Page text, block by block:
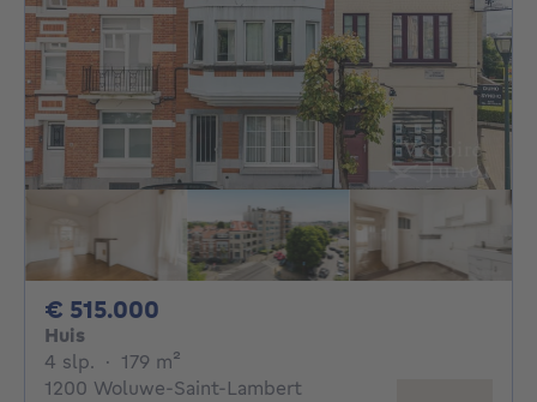
€ 515.000
Huis
4 slp. 4 slaapkamers
· 179 m²
1200 Woluwe-Saint-Lambert